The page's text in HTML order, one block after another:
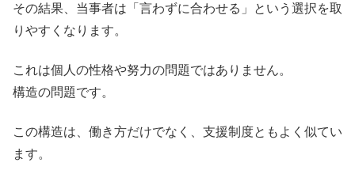
その結果、当事者は「言わずに合わせる」という選択を取
りやすくなります。
これは個人の性格や努力の問題ではありません。
構造の問題です。
この構造は、働き方だけでなく、支援制度ともよく似てい
ます。